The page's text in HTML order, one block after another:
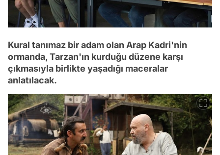
Kural tanımaz bir adam olan Arap Kadri'nin
ormanda, Tarzan'ın kurduğu düzene karşı
çıkmasıyla birlikte yaşadığı maceralar
anlatılacak.